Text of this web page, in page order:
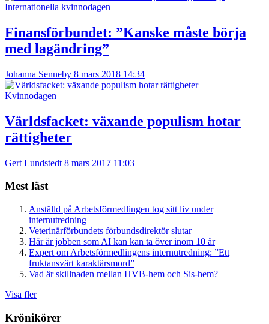
Internationella kvinnodagen
Finansförbundet: ”Kanske måste börja
med lagändring”
Johanna Senneby 8 mars 2018 14:34
Kvinnodagen
Världsfacket: växande populism hotar
rättigheter
Gert Lundstedt 8 mars 2017 11:03
Mest läst
Anställd på Arbetsförmedlingen tog sitt liv under
internutredning
Veterinärförbundets förbundsdirektör slutar
Här är jobben som AI kan kan ta över inom 10 år
Expert om Arbetsförmedlingens internutredning: ”Ett
fruktansvärt karaktärsmord”
Vad är skillnaden mellan HVB-hem och Sis-hem?
Visa fler
Krönikörer